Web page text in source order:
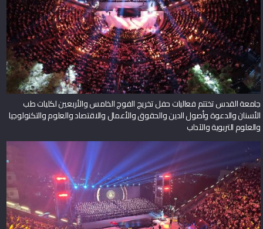
جامعة القدس تختتم فعاليات حفل تخريج الفوج الخامس والأربعين لكليات طب
الأسنان والدعوة وأصول الدين والحقوق والأعمال والاقتصاد والعلوم والتكنولوجيا
والعلوم التربوية والآداب